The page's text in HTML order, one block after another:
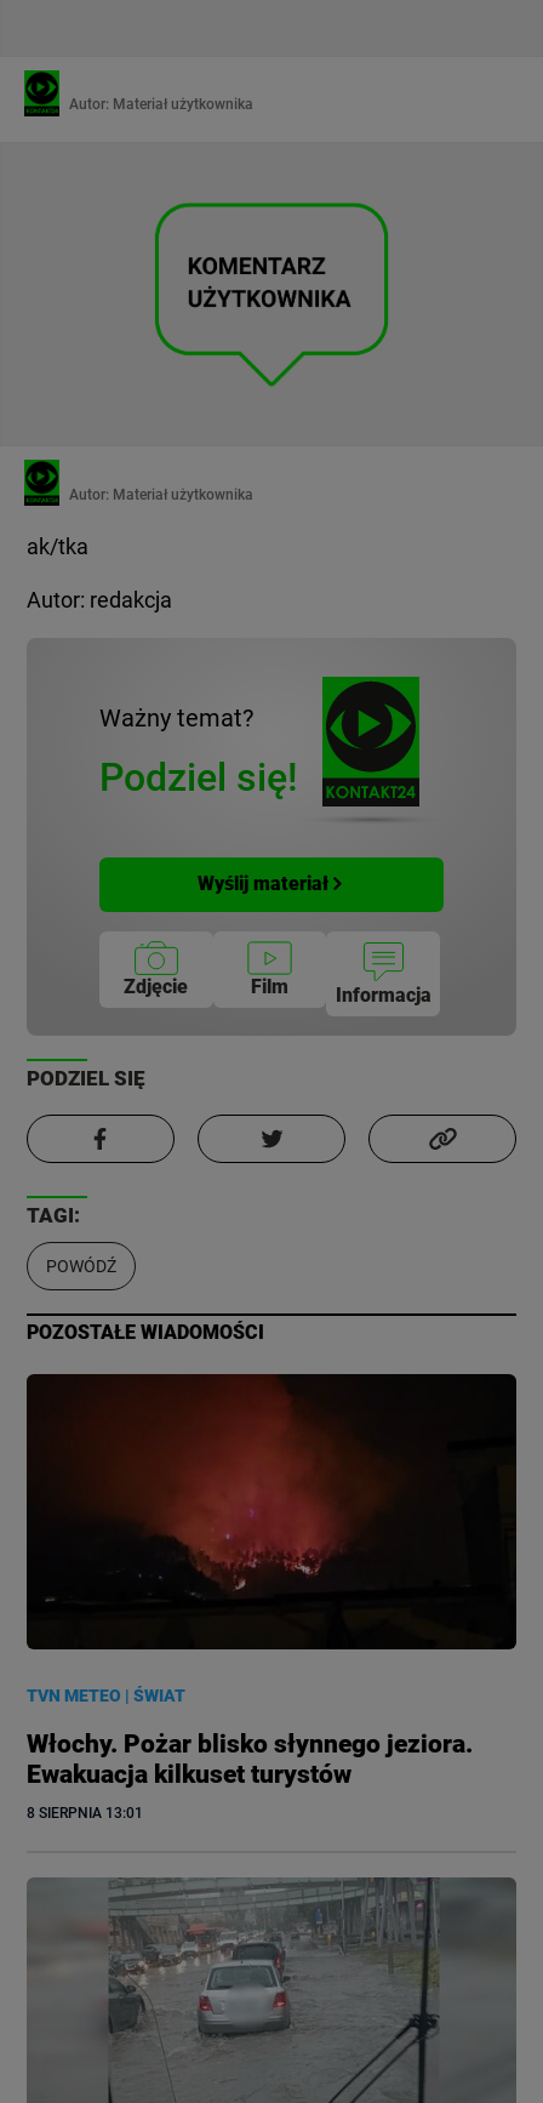
Autor: Materiał użytkownika
Autor: Materiał użytkownika
ak/tka
Autor: redakcja
Ważny temat?
Podziel się!
Wyślij materiał
Zdjęcie Film Informacja
PODZIEL SIĘ
TAGI:
POWÓDŹ
POZOSTAŁE WIADOMOŚCI
TVN METEO |ŚWIAT
Włochy. Pożar blisko słynnego jeziora.
Ewakuacja kilkuset turystów
8 SIERPNIA 13:01